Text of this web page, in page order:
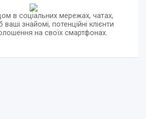
в соціальних мережах, чатах,
знайомі, потенційні клієнти
на своїх смартфонах.